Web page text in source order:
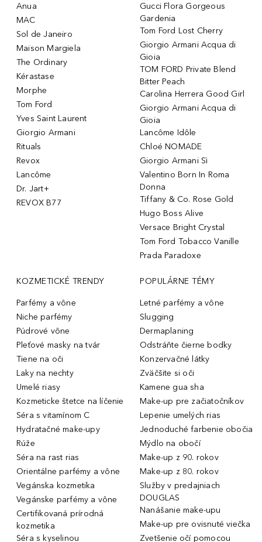
Anua
MAC
Sol de Janeiro
Maison Margiela
The Ordinary
Kérastase
Morphe
Tom Ford
Yves Saint Laurent
Giorgio Armani
Rituals
Revox
Lancôme
Dr. Jart+
REVOX B77
Gucci Flora Gorgeous
Gardenia
Tom Ford Lost Cherry
Giorgio Armani Acqua di
Gioia
TOM FORD Private Blend
Bitter Peach
Carolina Herrera Good Girl
Giorgio Armani Acqua di
Gioia
Lancôme Idôle
Chloé NOMADE
Giorgio Armani Sì
Valentino Born In Roma
Donna
Tiffany & Co. Rose Gold
Hugo Boss Alive
Versace Bright Crystal
Tom Ford Tobacco Vanille
Prada Paradoxe
KOZMETICKÉ TRENDY
Parfémy a vône
Niche parfémy
Púdrové vône
Pleťové masky na tvár
Tiene na oči
Laky na nechty
Umelé riasy
Kozmeticke štetce na líčenie
Séra s vitamínom C
Hydratačné make-upy
Rúže
Séra na rast rias
Orientálne parfémy a vône
Vegánska kozmetika
Vegánske parfémy a vône
Certifikovaná prírodná
kozmetika
Séra s kyselinou
POPULÁRNE TÉMY
Letné parfémy a vône
Slugging
Dermaplaning
Odstráňte čierne bodky
Konzervačné látky
Zväčšite si oči
Kamene gua sha
Make-up pre začiatočníkov
Lepenie umelých rias
Jednoduché farbenie obočia
Mýdlo na obočí
Make-up z 90. rokov
Make-up z 80. rokov
Služby v predajniach
DOUGLAS
Nanášanie make-upu
Make-up pre ovisnuté viečka
Zvetšenie očí pomocou